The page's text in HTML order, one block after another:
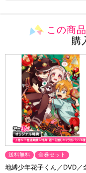
この商
購
送料無料 全巻セット
地縛少年花子くん／DVD／